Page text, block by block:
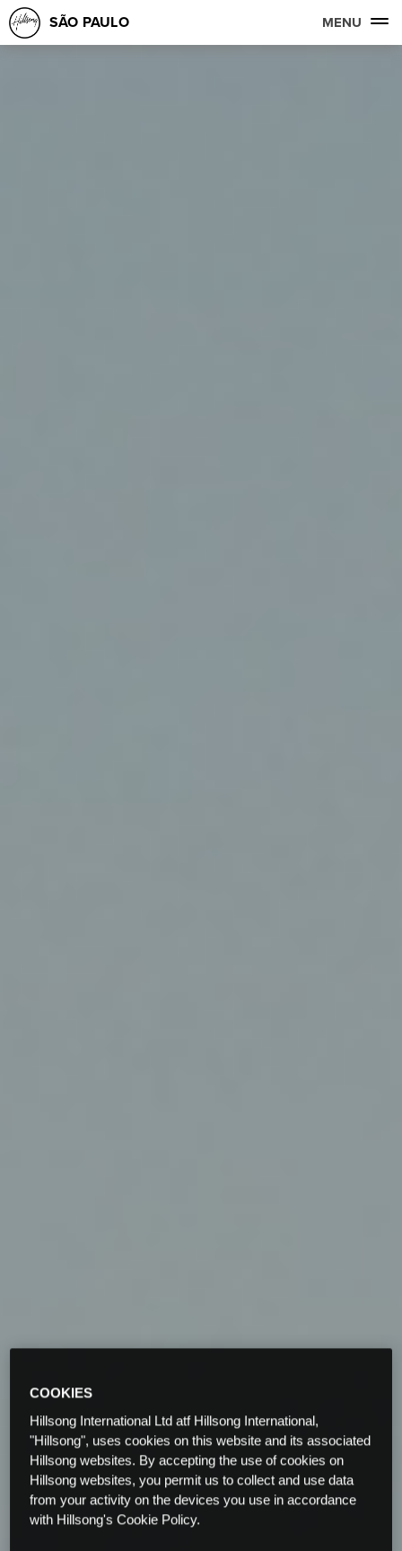
SÃO PAULO MENU
COOKIES
Hillsong International Ltd atf Hillsong International,
"Hillsong", uses cookies on this website and its associated
Hillsong websites. By accepting the use of cookies on
Hillsong websites, you permit us to collect and use data
from your activity on the devices you use in accordance
with Hillsong's Cookie Policy.